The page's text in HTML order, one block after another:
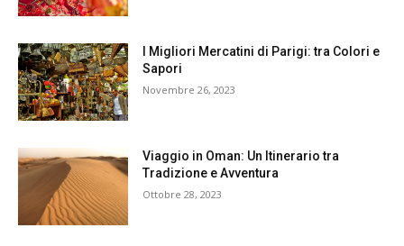
I Migliori Mercatini di Parigi: tra Colori e
Sapori
Novembre 26, 2023
Viaggio in Oman: Un Itinerario tra
Tradizione e Avventura
Ottobre 28, 2023